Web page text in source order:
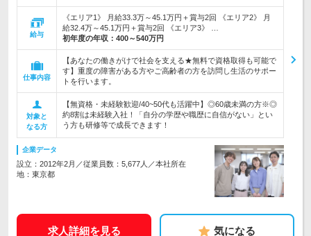
給与
《エリア1》 月給33.3万～45.1万円＋賞与2回 《エリア2》 月
給32.4万～45.1万円＋賞与2回 《エリア3》 …
初年度の年収： 400～540万円
仕事内容
【あなたの働きがけで社会を支える★無料で資格取得も可能で
す】重度の障害がある方やご高齢者の方を訪問し生活のサポー
トを行います。
対象と
なる方
【無資格・未経験歓迎/40~50代も活躍中】◎60歳未満の方※◎
約8割は未経験入社！「自分の学歴や職歴に自信がない」とい
う方も研修等で成長できます！
企業データ
設立：2012年2月／従業員数：5,677人／本社所在
地：東京都
求人詳細を見る 気になる